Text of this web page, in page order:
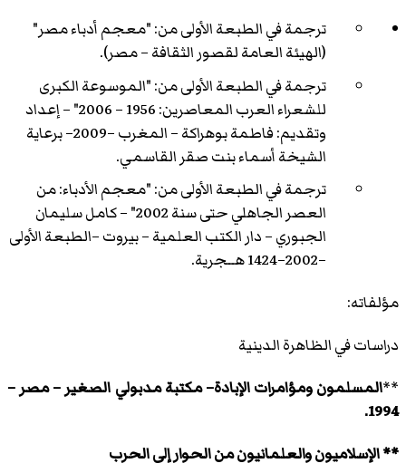
ترجمة في الطبعة الأولى من: "معجم أدباء مصر"
(الهيئة العامة لقصور الثقافة – مصر).
ترجمة في الطبعة الأولى من: "الموسوعة الكبرى
للشعراء العرب المعاصرين: 1956 – 2006" – إعداد
وتقديم: فاطمة بوهراكة – المغرب –2009– برعاية
الشيخة أسماء بنت صقر القاسمي.
ترجمة في الطبعة الأولى من: "معجم الأدباء: من
العصر الجاهلي حتى سنة 2002" – كامل سليمان
الجبوري – دار الكتب العلمية – بيروت –الطبعة الأولى
–2002–1424 هــجرية.
مؤلفاته:
دراسات في الظاهرة الدينية
**المسلمون ومؤامرات الإبادة– مكتبة مدبولي الصغير – مصر –
1994.
** الإسلاميون والعلمانيون من الحوار إلى الحرب